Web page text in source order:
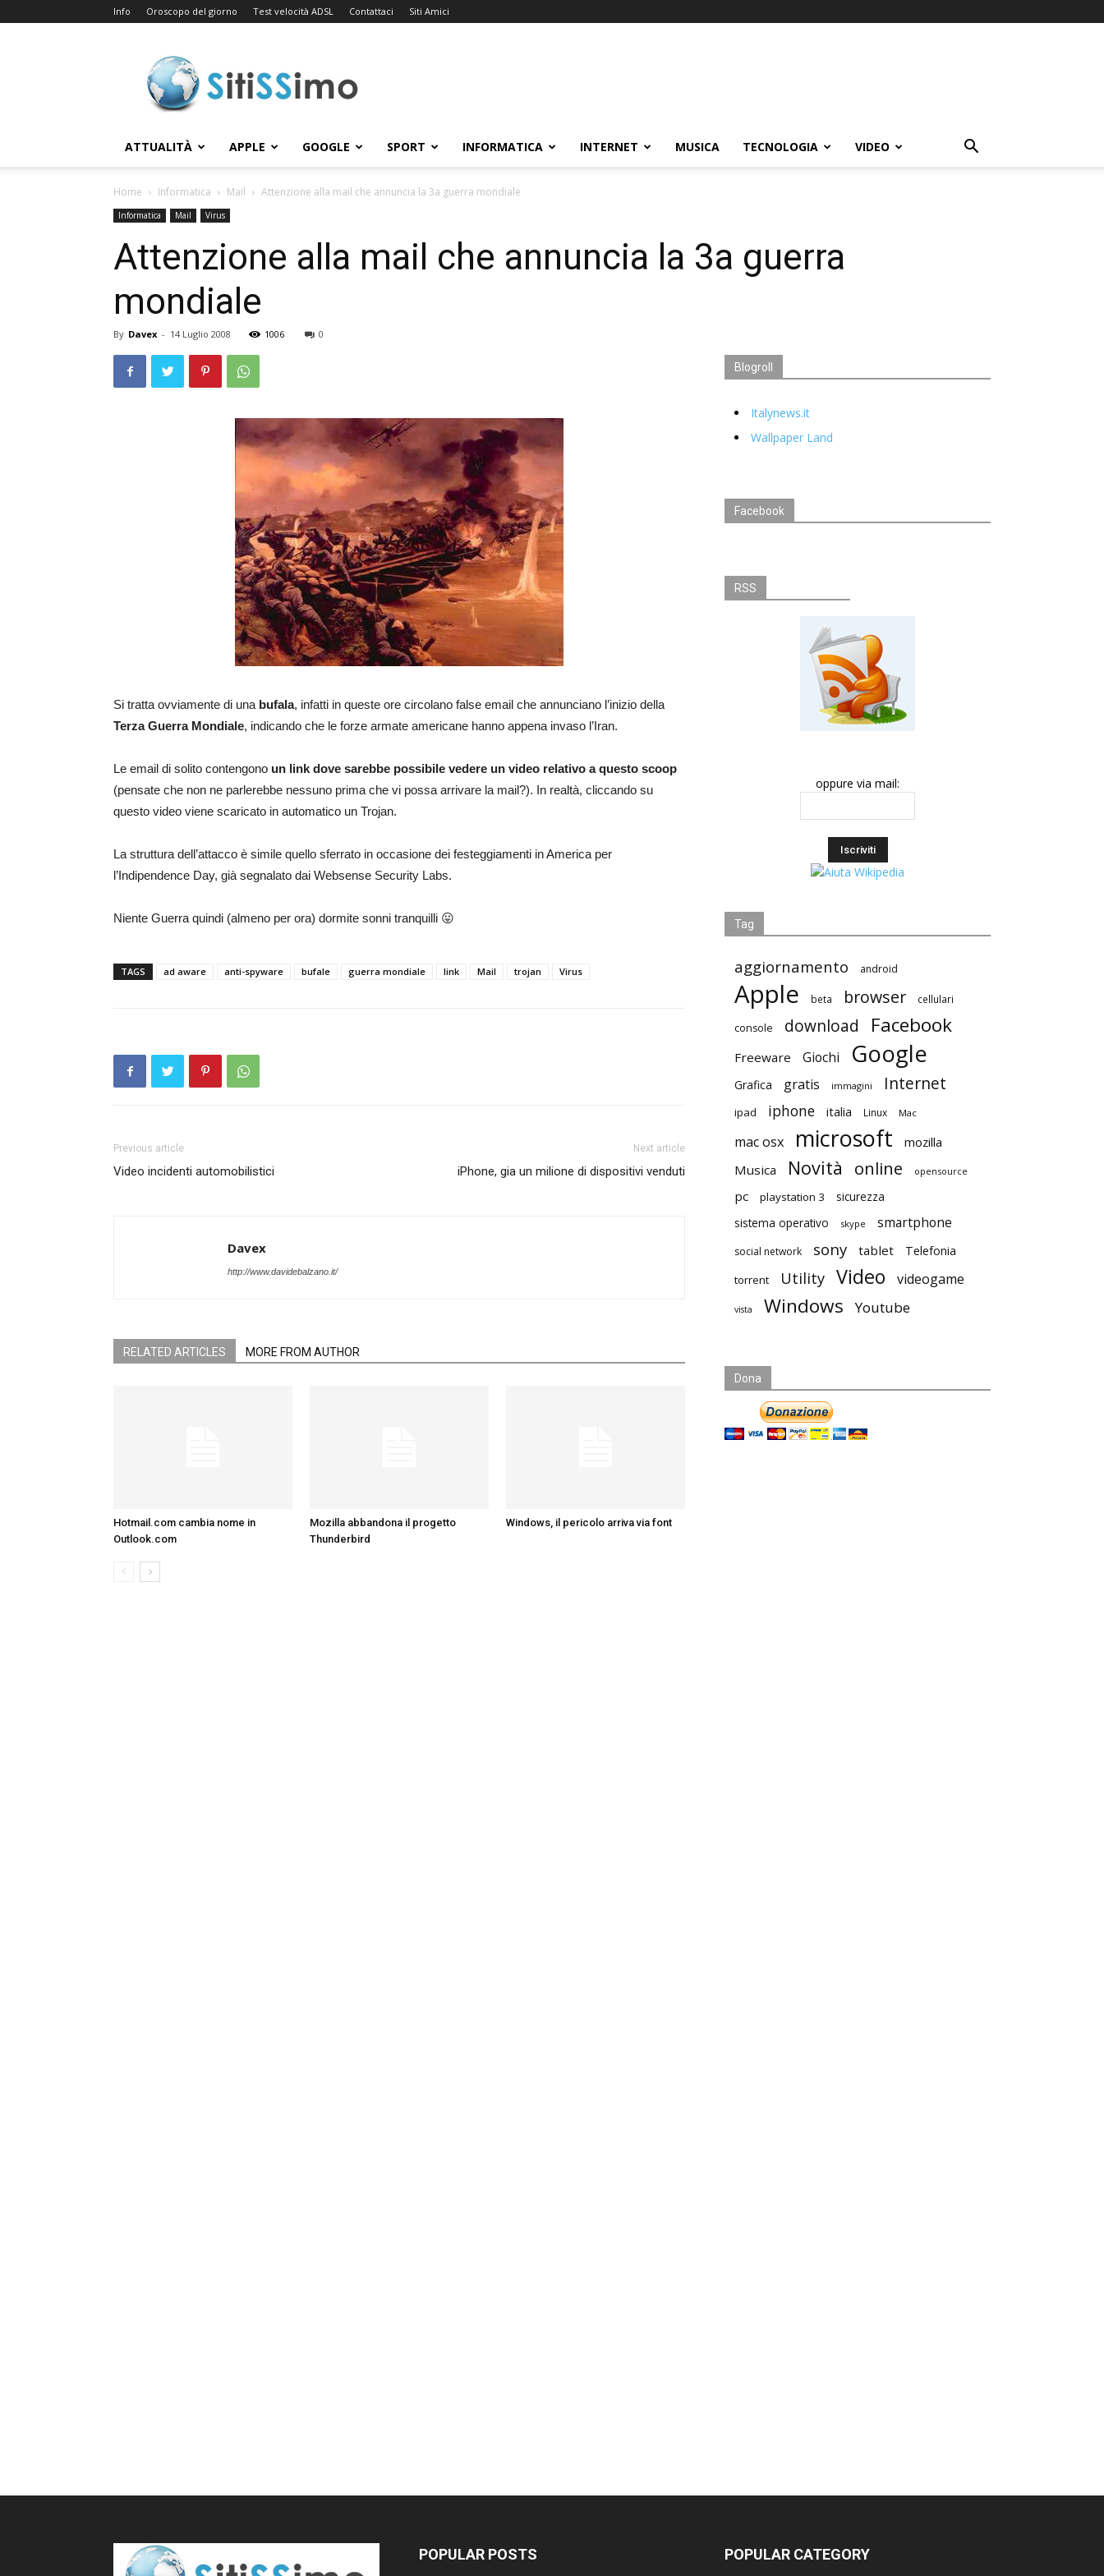
Info Oroscopo del giorno Test velocità ADSL Contattaci Siti Amici
ATTUALITÀ APPLE GOOGLE SPORT INFORMATICA INTERNET MUSICA TECNOLOGIA VIDEO
Home Informatica Mail Attenzione alla mail che annuncia la 3a guerra mondiale
Informatica Mail Virus
Attenzione alla mail che annuncia la 3a guerra
mondiale
By Davex - 14 Luglio 2008 1006 0
Si tratta ovviamente di una bufala, infatti in queste ore circolano false email che annunciano l’inizio della
Terza Guerra Mondiale, indicando che le forze armate americane hanno appena invaso l’Iran.
Le email di solito contengono un link dove sarebbe possibile vedere un video relativo a questo scoop
(pensate che non ne parlerebbe nessuno prima che vi possa arrivare la mail?). In realtà, cliccando su
questo video viene scaricato in automatico un Trojan.
La struttura dell’attacco è simile quello sferrato in occasione dei festeggiamenti in America per
l’Indipendence Day, già segnalato dai Websense Security Labs.
Niente Guerra quindi (almeno per ora) dormite sonni tranquilli 😛
TAGS ad aware anti-spyware bufale guerra mondiale link Mail trojan Virus
Previous article
Video incidenti automobilistici
Next article
iPhone, gia un milione di dispositivi venduti
Davex
http://www.davidebalzano.it/
RELATED ARTICLES MORE FROM AUTHOR
Hotmail.com cambia nome in
Outlook.com
Mozilla abbandona il progetto
Thunderbird
Windows, il pericolo arriva via font
Blogroll
Italynews.it
Wallpaper Land
Facebook
RSS
oppure via mail:
Tag
aggiornamento android
Apple beta browser cellulari
console download Facebook
Freeware Giochi Google
Grafica gratis immagini Internet
ipad iphone italia Linux Mac
mac osx microsoft
mozilla
Musica
Novità online opensource
pc playstation 3
sicurezza
sistema operativo
skype smartphone
social network sony tablet Telefonia
torrent Utility Video videogame
vista Windows Youtube
Dona
POPULAR POSTS POPULAR CATEGORY